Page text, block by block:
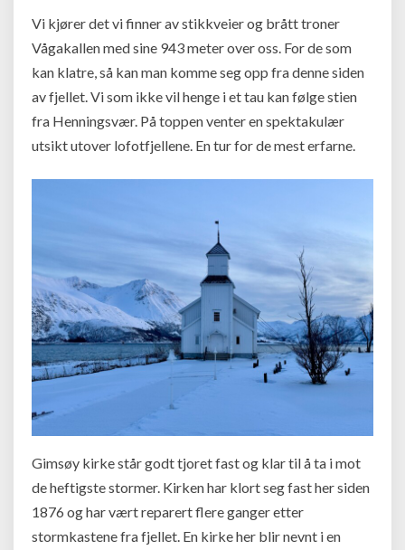
Vi kjører det vi finner av stikkveier og brått troner
Vågakallen med sine 943 meter over oss. For de som
kan klatre, så kan man komme seg opp fra denne siden
av fjellet. Vi som ikke vil henge i et tau kan følge stien
fra Henningsvær. På toppen venter en spektakulær
utsikt utover lofotfjellene. En tur for de mest erfarne.
Gimsøy kirke står godt tjoret fast og klar til å ta i mot
de heftigste stormer. Kirken har klort seg fast her siden
1876 og har vært reparert flere ganger etter
stormkastene fra fjellet. En kirke her blir nevnt i en